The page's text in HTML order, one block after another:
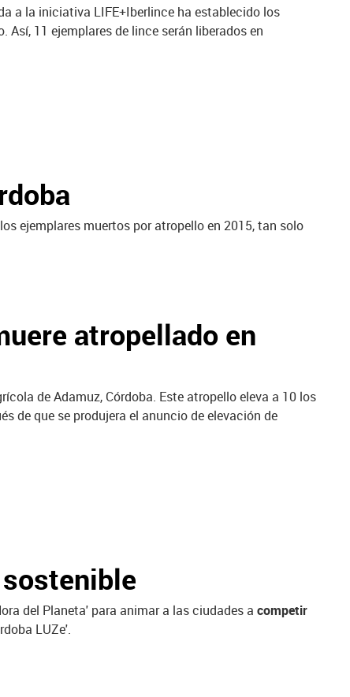
a la iniciativa LIFE+Iberlince ha establecido los
11 ejemplares de lince serán liberados en
ejemplares muertos por atropello en 2015, tan solo
atropellado en
de Adamuz, Córdoba. Este atropello eleva a 10 los
de que se produjera el anuncio de elevación de
del Planeta' para animar a las ciudades a competir
LUZe'.